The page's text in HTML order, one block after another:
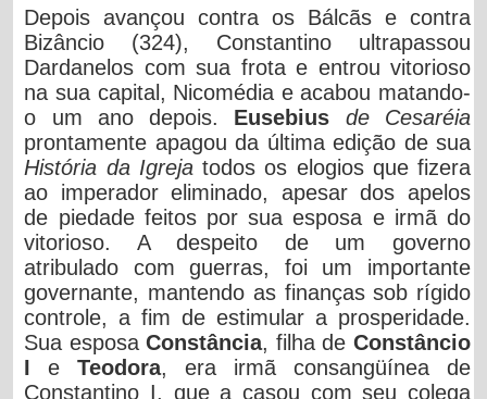
Depois avançou contra os Bálcãs e contra
Bizâncio (324), Constantino ultrapassou
Dardanelos com sua frota e entrou vitorioso
na sua capital, Nicomédia e acabou matando-
o um ano depois. Eusebius
de Cesaréia
prontamente apagou da última edição de sua
História da Igrejatodos os elogios que fizera
ao imperador eliminado, apesar dos apelos
de piedade feitos por sua esposa e irmã do
vitorioso. A despeito de um governo
atribulado com guerras, foi um importante
governante, mantendo as finanças sob rígido
controle, a fim de estimular a prosperidade.
Sua esposaConstância, filha de Constâncio
I eTeodora, era irmã consangüínea de
Constantino I, que a casou com seu colega